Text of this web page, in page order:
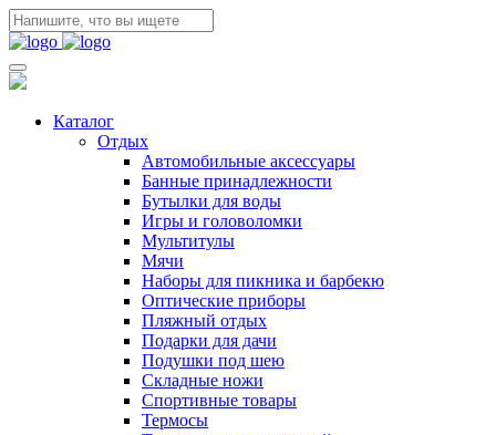
Каталог
Отдых
Автомобильные аксессуары
Банные принадлежности
Бутылки для воды
Игры и головоломки
Мультитулы
Мячи
Наборы для пикника и барбекю
Оптические приборы
Пляжный отдых
Подарки для дачи
Подушки под шею
Складные ножи
Спортивные товары
Термосы